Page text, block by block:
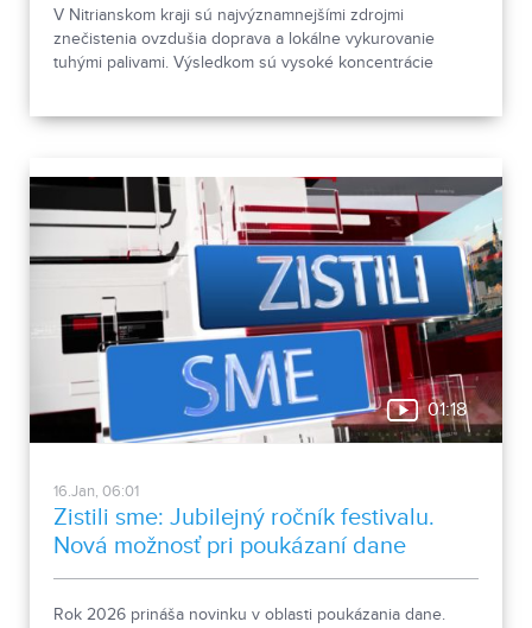
V Nitrianskom kraji sú najvýznamnejšími zdrojmi
znečistenia ovzdušia doprava a lokálne vykurovanie
tuhými palivami. Výsledkom sú vysoké koncentrácie
01:18
16.Jan, 06:01
Zistili sme: Jubilejný ročník festivalu.
Nová možnosť pri poukázaní dane
Rok 2026 prináša novinku v oblasti poukázania dane.